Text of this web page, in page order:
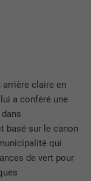
arrière claire en
a conféré une
basé sur le canon
qui
de vert pour